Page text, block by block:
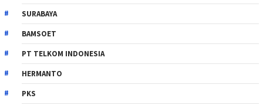
SURABAYA
BAMSOET
PT TELKOM INDONESIA
HERMANTO
PKS